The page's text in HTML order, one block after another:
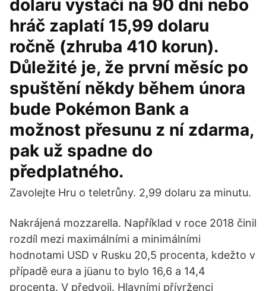
dolaru vystačí na 90 dní nebo
hráč zaplatí 15,99 dolaru
ročně (zhruba 410 korun).
Důležité je, že první měsíc po
spuštění někdy během února
bude Pokémon Bank a
možnost přesunu z ní zdarma,
pak už spadne do
předplatného.
Zavolejte Hru o teletrůny. 2,99 dolaru za minutu.
Nakrájená mozzarella. Například v roce 2018 činil
rozdíl mezi maximálními a minimálními
hodnotami USD v Rusku 20,5 procenta, kdežto v
případě eura a jüanu to bylo 16,6 a 14,4
procenta. V předvoji. Hlavními přívrženci